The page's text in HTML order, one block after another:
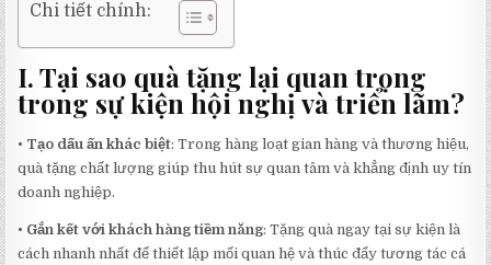
Chi tiết chính:
I. Tại sao quà tặng lại quan trọng
trong sự kiện hội nghị và triển lãm?
• Tạo dấu ấn khác biệt: Trong hàng loạt gian hàng và thương hiệu,
quà tặng chất lượng giúp thu hút sự quan tâm và khẳng định uy tín
doanh nghiệp.
• Gắn kết với khách hàng tiềm năng: Tặng quà ngay tại sự kiện là
cách nhanh nhất để thiết lập mối quan hệ và thúc đẩy tương tác cá